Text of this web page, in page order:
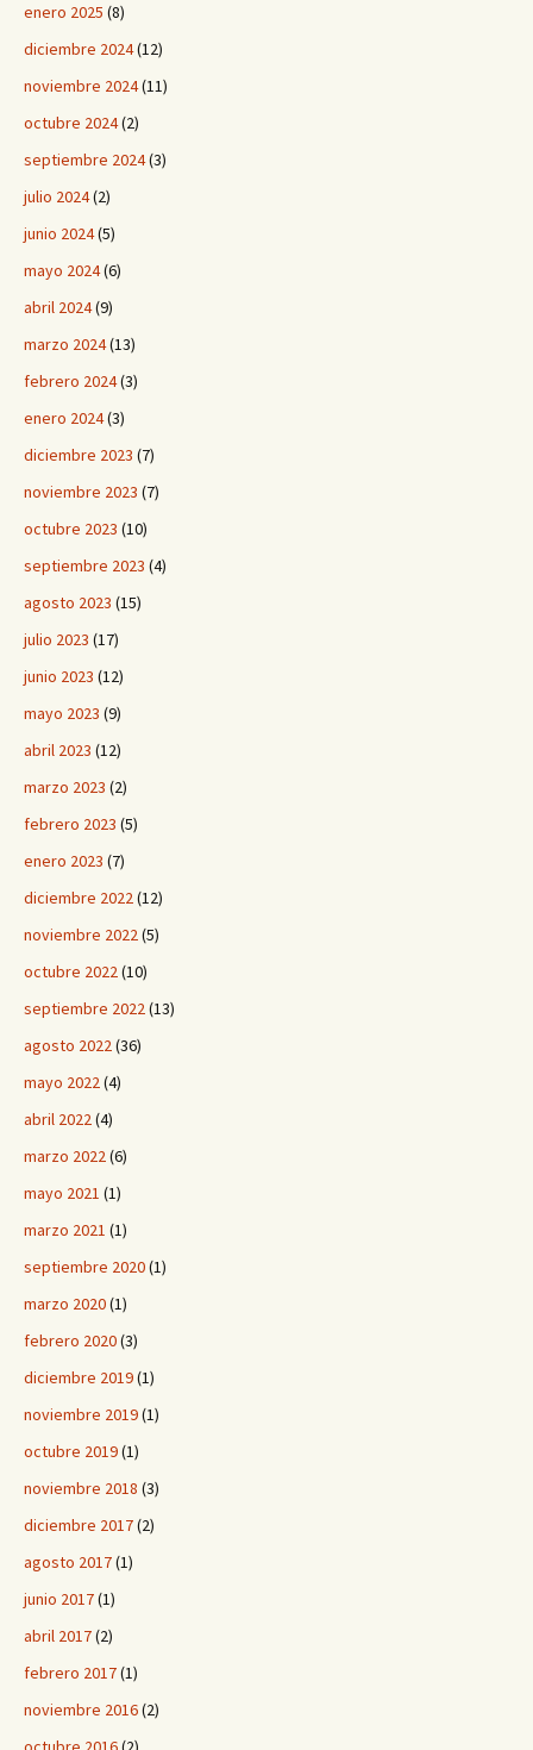
enero 2025 (8)
diciembre 2024(12)
noviembre 2024(11)
octubre 2024(2)
septiembre 2024(3)
julio 2024(2)
junio 2024(5)
mayo 2024(6)
abril 2024(9)
marzo 2024(13)
febrero 2024(3)
enero 2024(3)
diciembre 2023 (7)
noviembre 2023 (7)
octubre 2023 (10)
septiembre 2023 (4)
agosto 2023 (15)
julio 2023 (17)
junio 2023 (12)
mayo 2023 (9)
abril 2023 (12)
marzo 2023 (2)
febrero 2023 (5)
enero 2023 (7)
diciembre 2022(12)
noviembre 2022(5)
octubre 2022(10)
septiembre 2022(13)
agosto 2022(36)
mayo 2022(4)
abril 2022(4)
marzo 2022(6)
mayo 2021 (1)
marzo 2021 (1)
septiembre 2020(1)
marzo 2020(1)
febrero 2020(3)
diciembre 2019(1)
noviembre 2019(1)
octubre 2019(1)
noviembre 2018 (3)
diciembre 2017(2)
agosto 2017(1)
junio 2017(1)
abril 2017(2)
febrero 2017(1)
noviembre 2016(2)